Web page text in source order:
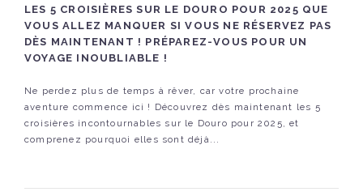
LES 5 CROISIÈRES SUR LE DOURO POUR 2025 QUE
VOUS ALLEZ MANQUER SI VOUS NE RÉSERVEZ PAS
DÈS MAINTENANT ! PRÉPAREZ-VOUS POUR UN
VOYAGE INOUBLIABLE !
Ne perdez plus de temps à rêver, car votre prochaine
aventure commence ici ! Découvrez dès maintenant les 5
croisières incontournables sur le Douro pour 2025, et
comprenez pourquoi elles sont déjà...